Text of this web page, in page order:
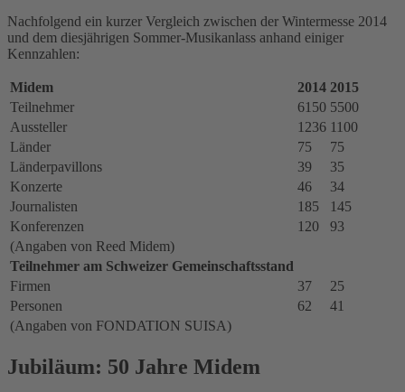
Nachfolgend ein kurzer Vergleich zwischen der Wintermesse 2014
und dem diesjährigen Sommer-Musikanlass anhand einiger
Kennzahlen:
Midem 2014 2015
Teilnehmer
6150 5500
Aussteller
1236 1100
Länder
75
75
Länderpavillons
39
35
Konzerte
46
34
Journalisten
185
145
Konferenzen
120
93
(Angaben von Reed Midem)
Teilnehmer am Schweizer Gemeinschaftsstand
Firmen
37
25
Personen
62
41
(Angaben von FONDATION SUISA)
Jubiläum: 50 Jahre Midem